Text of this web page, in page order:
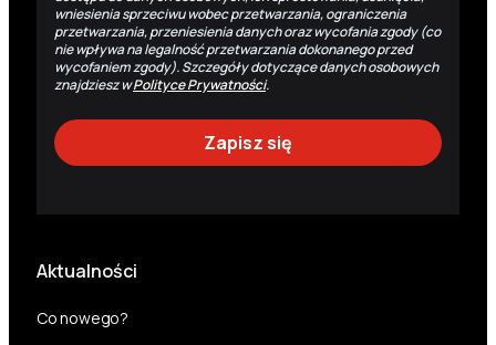
wniesienia sprzeciwu wobec przetwarzania, ograniczenia
przetwarzania, przeniesienia danych oraz wycofania zgody (co
nie wpływa na legalność przetwarzania dokonanego przed
wycofaniem zgody). Szczegóły dotyczące danych osobowych
znajdziesz wPolityce Prywatności.
Aktualności
Co nowego?